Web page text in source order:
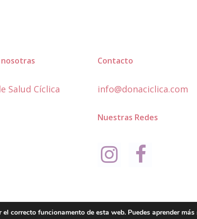
Salud Cíclica
Contacto
info@donaciclica.com
Nuestras Redes
correcto funcionamento de esta web. Puedes aprender más